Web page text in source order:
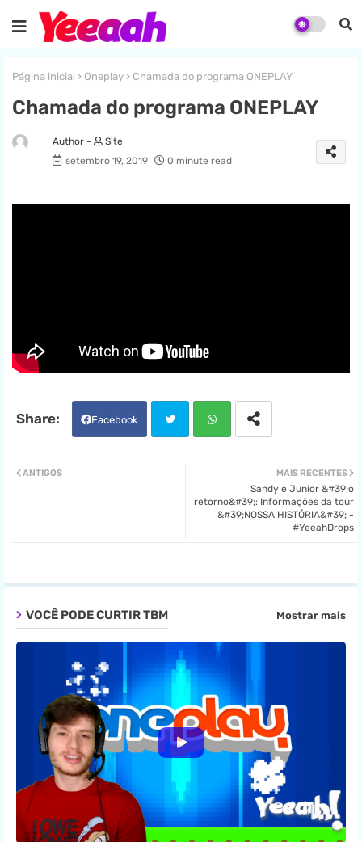
Página inicial Oneplay Chamada do programa ONEPLAY
Chamada do programa ONEPLAY
Site
setembro 19, 2019
0 minute read
Facebook
MAIS RECENTES
Sandy e Junior &#39;o
retorno&#39;: Informações da tour
&#39;NOSSA HISTÓRIA&#39; -
#YeeahDrops
ANTIGOS
VOCÊ PODE CURTIR TBM Mostrar mais